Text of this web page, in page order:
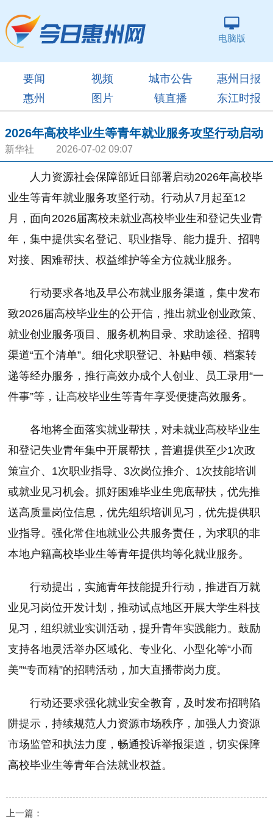
电脑版
要闻 视频 城市公告
惠州日报
惠州
图片 镇直播 东江时报
2026年高校毕业生等青年就业服务攻坚行动启动
新华社 2026-07-02 09:07
人力资源社会保障部近日部署启动2026年高校毕
业生等青年就业服务攻坚行动。行动从7月起至12
月，面向2026届离校未就业高校毕业生和登记失业青
年，集中提供实名登记、职业指导、能力提升、招聘
对接、困难帮扶、权益维护等全方位就业服务。
行动要求各地及早公布就业服务渠道，集中发布
致2026届高校毕业生的公开信，推出就业创业政策、
就业创业服务项目、服务机构目录、求助途径、招聘
渠道“五个清单”。细化求职登记、补贴申领、档案转
递等经办服务，推行高效办成个人创业、员工录用“一
件事”等，让高校毕业生等青年享受便捷高效服务。
各地将全面落实就业帮扶，对未就业高校毕业生
和登记失业青年集中开展帮扶，普遍提供至少1次政
策宣介、1次职业指导、3次岗位推介、1次技能培训
或就业见习机会。抓好困难毕业生兜底帮扶，优先推
送高质量岗位信息，优先组织培训见习，优先提供职
业指导。强化常住地就业公共服务责任，为求职的非
本地户籍高校毕业生等青年提供均等化就业服务。
行动提出，实施青年技能提升行动，推进百万就
业见习岗位开发计划，推动试点地区开展大学生科技
见习，组织就业实训活动，提升青年实践能力。鼓励
支持各地灵活举办区域化、专业化、小型化等“小而
美”“专而精”的招聘活动，加大直播带岗力度。
行动还要求强化就业安全教育，及时发布招聘陷
阱提示，持续规范人力资源市场秩序，加强人力资源
市场监管和执法力度，畅通投诉举报渠道，切实保障
高校毕业生等青年合法就业权益。
上一篇：